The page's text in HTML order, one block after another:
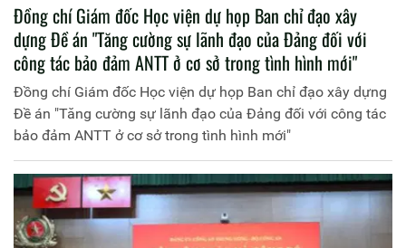
Đồng chí Giám đốc Học viện dự họp Ban chỉ đạo xây
dựng Đề án "Tăng cường sự lãnh đạo của Đảng đối với
công tác bảo đảm ANTT ở cơ sở trong tình hình mới"
Đồng chí Giám đốc Học viện dự họp Ban chỉ đạo xây dựng
Đề án "Tăng cường sự lãnh đạo của Đảng đối với công tác
bảo đảm ANTT ở cơ sở trong tình hình mới"